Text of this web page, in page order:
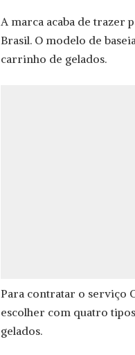
A marca acaba de trazer
Brasil. O modelo de
carrinho de gelados.
Para contratar o serviço
escolher com quatro
gelados.